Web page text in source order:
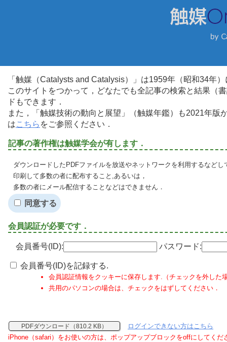
「触媒（Catalysts and Catalysis）」は1959年（昭和34年
このサイトをつかって，どなたでも全記事の検索と結果（
ドもできます．
また，「触媒技術の動向と展望」（触媒年鑑）も2021年
はこちら をご参照ください．
記事の著作権は触媒学会が有します．
ダウンロードしたPDFファイルを放送やネットワークを利用するなど
印刷して多数の者に配布すること,あるいは，
多数の者にメール配信することなどはできません．
同意する
会員認証が必要です．
会員番号(ID): パスワード:
会員番号(ID)を記録する.
会員認証情報をクッキーに保存します.（チェックを外した
共用のパソコンの場合は、チェックをはずしてください．
PDFダウンロード（810.2 KB）
ログインできない方はこちら
iPhone（safari）をお使いの方は、ポップアップブロックをoffにしてくだ